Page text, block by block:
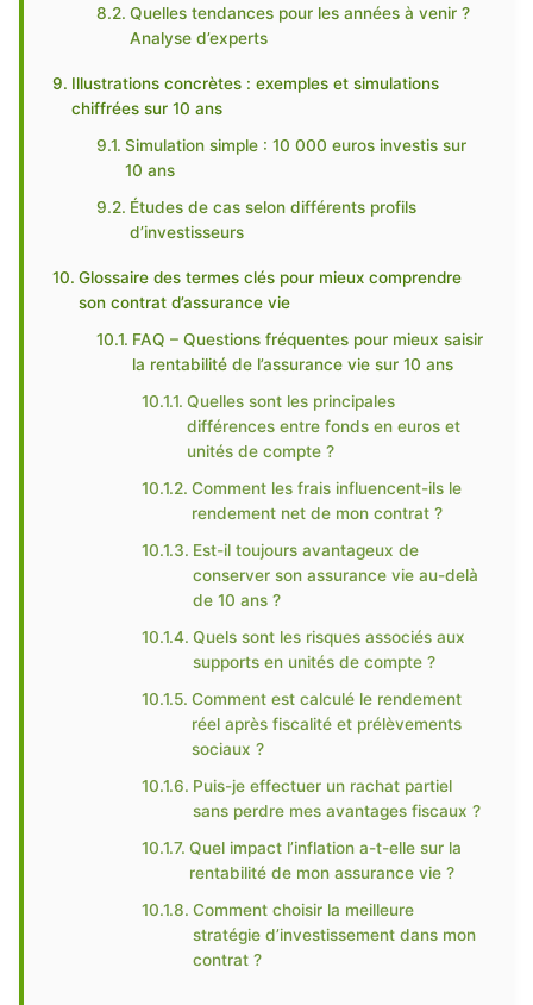
Quelles tendances pour les années à venir ?
Analyse d’experts
Illustrations concrètes : exemples et simulations
chiffrées sur 10 ans
Simulation simple : 10 000 euros investis sur
10 ans
Études de cas selon différents profils
d’investisseurs
Glossaire des termes clés pour mieux comprendre
son contrat d’assurance vie
FAQ – Questions fréquentes pour mieux saisir
la rentabilité de l’assurance vie sur 10 ans
Quelles sont les principales
différences entre fonds en euros et
unités de compte ?
Comment les frais influencent-ils le
rendement net de mon contrat ?
Est-il toujours avantageux de
conserver son assurance vie au-delà
de 10 ans ?
Quels sont les risques associés aux
supports en unités de compte ?
Comment est calculé le rendement
réel après fiscalité et prélèvements
sociaux ?
Puis-je effectuer un rachat partiel
sans perdre mes avantages fiscaux ?
Quel impact l’inflation a-t-elle sur la
rentabilité de mon assurance vie ?
Comment choisir la meilleure
stratégie d’investissement dans mon
contrat ?